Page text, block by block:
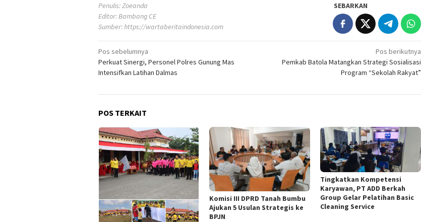
Penulis: Zoeanda
Editor: Bambang CE
Sumber:https://wartaberitaindonesia.com
SEBARKAN
Navigasi
pos
Pos sebelumnya
Perkuat Sinergi, Personel Polres Gunung Mas
Intensifkan Latihan Dalmas
Pos berikutnya
Pemkab Batola Matangkan Strategi Sosialisasi
Program “Sekolah Rakyat”
POS TERKAIT
Komisi III DPRD Tanah Bumbu
Ajukan 5 Usulan Strategis ke
BPJN
Tingkatkan Kompetensi
Karyawan, PT ADD Berkah
Group Gelar Pelatihan Basic
Cleaning Service